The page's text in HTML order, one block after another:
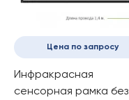
Цена по запросу
Инфракрасная
сенсорная рамка без